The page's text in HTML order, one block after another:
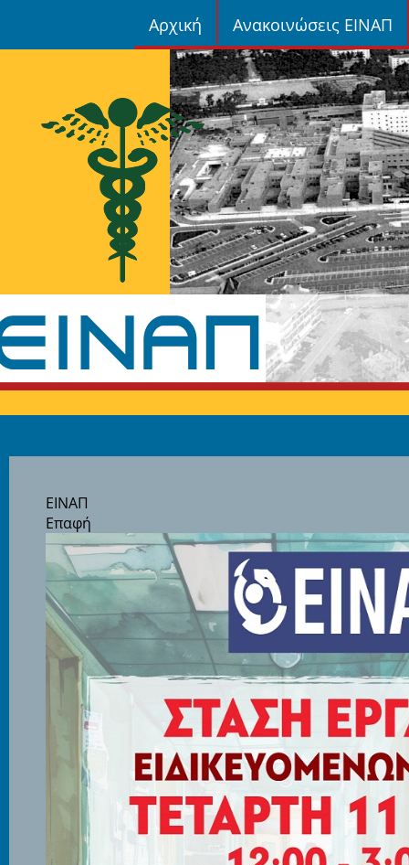
Αρχική Ανακοινώσεις ΕΙΝΑΠ
ΕΙΝΑΠ
Επαφή